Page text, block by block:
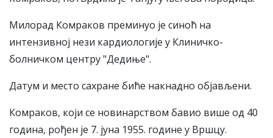
Милорад Комраков преминуо је синоћ на
интензивној нези кардиологије у Клиничко-
болничком центру "Дедиње".
Датум и место сахране биће накнадно објављени.
Комраков, који се новинарством бавио више од 40
година, рођен је 7. јуна 1955. године у Вршцу.